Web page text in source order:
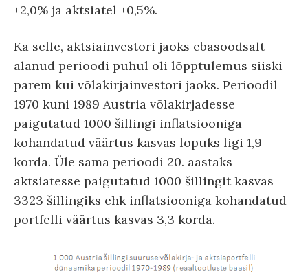
+2,0% ja aktsiatel +0,5%.
Ka selle, aktsiainvestori jaoks ebasoodsalt
alanud perioodi puhul oli lõpptulemus siiski
parem kui võlakirjainvestori jaoks. Perioodil
1970 kuni 1989 Austria võlakirjadesse
paigutatud 1000 šillingi inflatsiooniga
kohandatud väärtus kasvas lõpuks ligi 1,9
korda. Üle sama perioodi 20. aastaks
aktsiatesse paigutatud 1000 šillingit kasvas
3323 šillingiks ehk inflatsiooniga kohandatud
portfelli väärtus kasvas 3,3 korda.